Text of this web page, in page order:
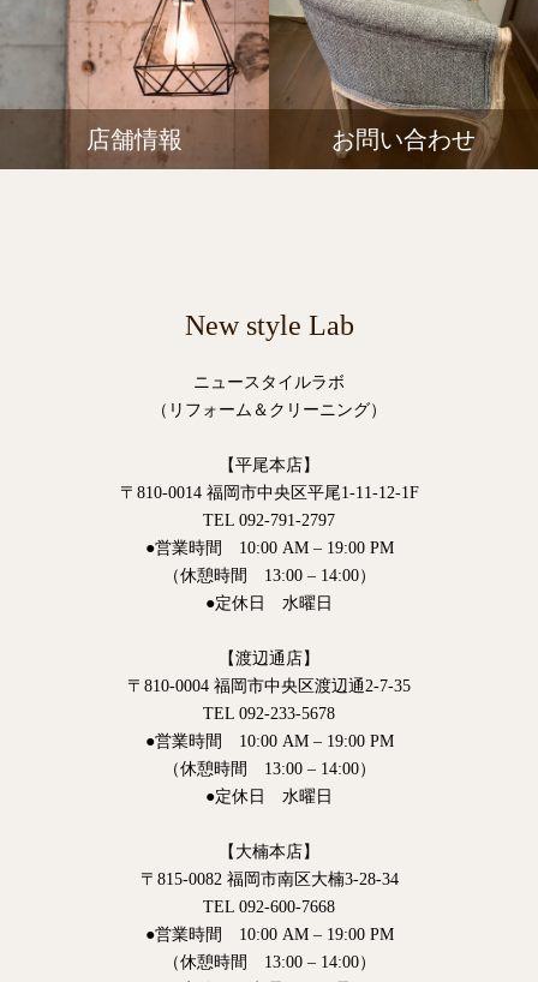
店舗情報 お問い合わせ
New style Lab
ニュースタイルラボ
（リフォーム＆クリーニング）
【平尾本店】
〒810-0014 福岡市中央区平尾1-11-12-1F
TEL 092-791-2797
●営業時間 10:00 AM – 19:00 PM
（休憩時間 13:00 – 14:00）
●定休日 水曜日
【渡辺通店】
〒810-0004 福岡市中央区渡辺通2-7-35
TEL 092-233-5678
●営業時間 10:00 AM – 19:00 PM
（休憩時間 13:00 – 14:00）
●定休日 水曜日
【大楠本店】
〒815-0082 福岡市南区大楠3-28-34
TEL 092-600-7668
●営業時間 10:00 AM – 19:00 PM
（休憩時間 13:00 – 14:00）